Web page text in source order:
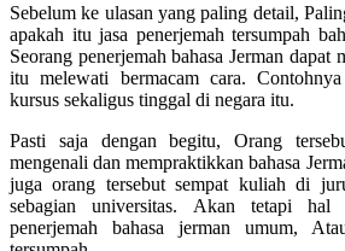
Sebelum ke ulasan yang paling detail,
apakah itu jasa penerjemah tersumpah
Seorang penerjemah bahasa Jerman dapat
itu melewati bermacam cara.
kursus sekaligus tinggal di negara itu.
Pasti saja dengan begitu, Orang
mengenali dan mempraktikkan bahasa
juga orang tersebut sempat kuliah di
sebagian universitas. Akan tetapi hal
penerjemah bahasa jerman umum,